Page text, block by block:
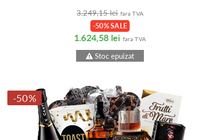
3.249,15 lei fara TVA
-50% SALE
1.624,58 lei fara TVA
Stoc epuizat
-50%